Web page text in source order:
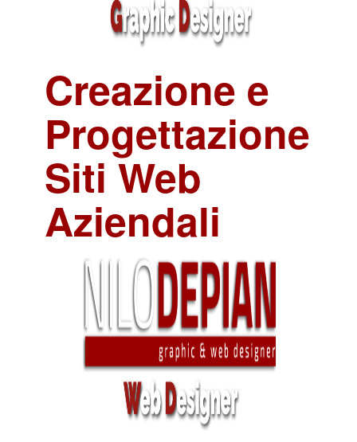
Creazione e
Progettazione
Siti Web
Aziendali